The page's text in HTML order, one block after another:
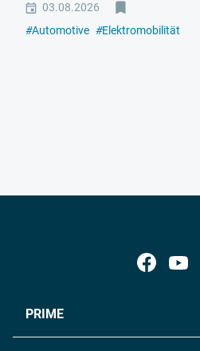
03.08.2026
#Automotive #Elektromobilität
PRIME